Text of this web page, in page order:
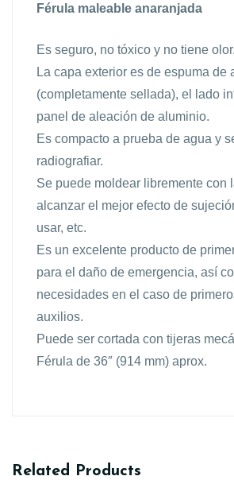
Férula maleable anaranjada
Es seguro, no tóxico y no tiene olor.
La capa exterior es de espuma de
(completamente sellada), el lado
panel de aleación de aluminio.
Es compacto a prueba de agua y
radiografiar.
Se puede moldear libremente con
alcanzar el mejor efecto de
usar, etc.
Es un excelente producto de
para el daño de emergencia, así
necesidades en el caso de
auxilios.
Puede ser cortada con tijeras
Férula de 36″ (914 mm) aprox.
Related Products